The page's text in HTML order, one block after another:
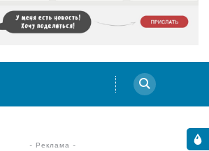
- Реклама -